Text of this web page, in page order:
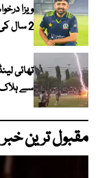
ویزا
2 سال کی پابندی
تھائی
سے
مقبول ترین